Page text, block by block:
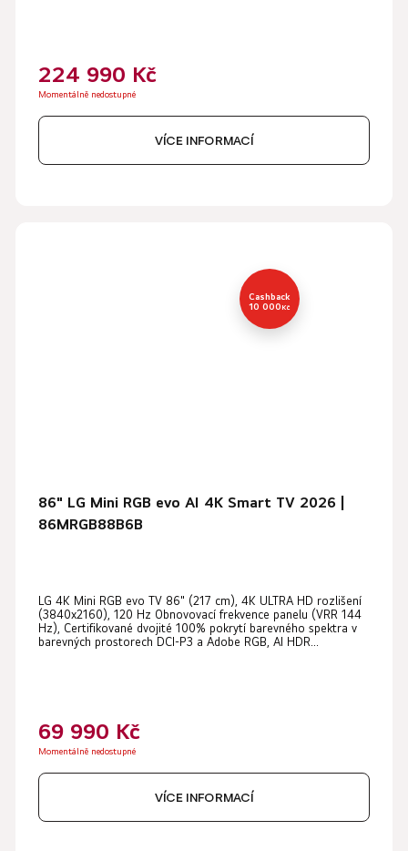
224 990 Kč
Momentálně nedostupné
VÍCE INFORMACÍ
86" LG Mini RGB evo AI 4K Smart TV 2026 |
86MRGB88B6B
LG 4K Mini RGB evo TV 86" (217 cm), 4K ULTRA HD rozlišení
(3840x2160), 120 Hz Obnovovací frekvence panelu (VRR 144
Hz), Certifikované dvojité 100% pokrytí barevného spektra v
barevných prostorech DCI-P3 a Adobe RGB, AI HDR...
69 990 Kč
Momentálně nedostupné
VÍCE INFORMACÍ
Cashback
10 000Kč